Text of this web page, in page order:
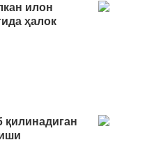
илон
ҳалок
қилинадиган